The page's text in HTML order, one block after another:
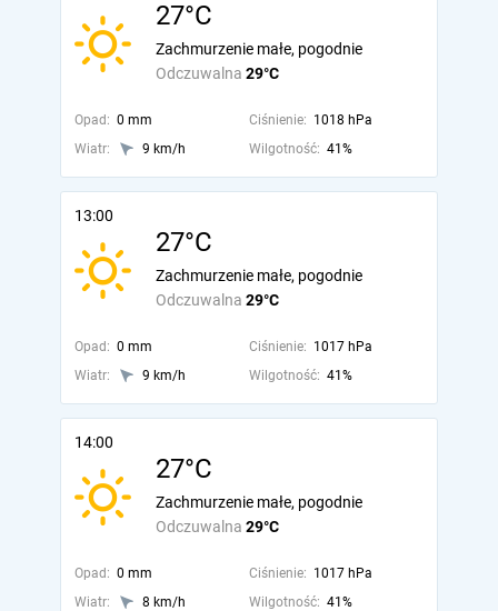
27°C
Odczuwalna 29°C
Zachmurzenie małe, pogodnie
Opad: 0 mm Ciśnienie: 1018 hPa
Wiatr:
9 km/h Wilgotność: 41%
13:00
27°C
Odczuwalna 29°C
Zachmurzenie małe, pogodnie
Opad: 0 mm Ciśnienie: 1017 hPa
Wiatr:
9 km/h Wilgotność: 41%
14:00
27°C
Odczuwalna 29°C
Zachmurzenie małe, pogodnie
Opad: 0 mm Ciśnienie: 1017 hPa
Wiatr:
8 km/h Wilgotność: 41%